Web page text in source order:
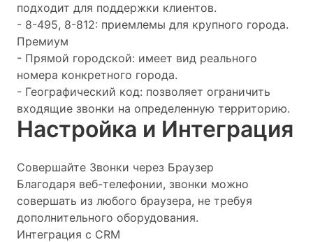
подходит для поддержки клиентов.
- 8-495, 8-812: приемлемы для крупного города.
Премиум
- Прямой городской: имеет вид реального
номера конкретного города.
- Географический код: позволяет ограничить
входящие звонки на определенную территорию.
Настройка и Интеграция
Совершайте Звонки через Браузер
Благодаря веб-телефонии, звонки можно
совершать из любого браузера, не требуя
дополнительного оборудования.
Интеграция с CRM